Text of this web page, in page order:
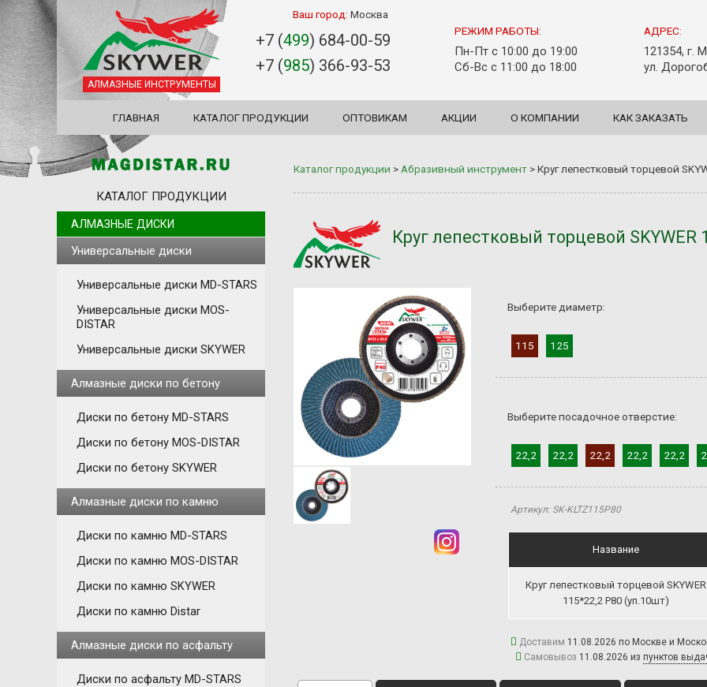
АЛМАЗНЫЕ ИНСТРУМЕНТЫ
Ваш город: Москва
+7 (499) 684-00-59
+7 (985) 366-93-53
РЕЖИМ РАБОТЫ:
Пн-Пт с 10:00 до 19:00
Сб-Вс с 11:00 до 18:00
АДРЕС:
121354, г.
ул.
ГЛАВНАЯ КАТАЛОГ ПРОДУКЦИИ ОПТОВИКАМ АКЦИИ О КОМПАНИИ КАК ЗАКАЗАТЬ
КАТАЛОГ ПРОДУКЦИИ
АЛМАЗНЫЕ ДИСКИ
Универсальные диски
Универсальные диски MD-STARS
Универсальные диски MOS-
DISTAR
Универсальные диски SKYWER
Алмазные диски по бетону
Диски по бетону MD-STARS
Диски по бетону MOS-DISTAR
Диски по бетону SKYWER
Алмазные диски по камню
Диски по камню MD-STARS
Диски по камню MOS-DISTAR
Диски по камню SKYWER
Диски по камню Distar
Алмазные диски по асфальту
Диски по асфальту MD-STARS
Каталог продукции > Абразивный инструмент >Круг лепестковый торцевой
Круг лепестковый торцевой
Выберите диаметр:
115 125
Выберите посадочное отверстие:
22,2 22,2 22,2 22,2 22,2
Артикул: SK-KLTZ115P80
Название
Круг лепестковый торцевой SKYWER
115*22,2 P80 (уп.10шт)
Доставим 11.08.2026 по Москве и
Самовывоз 11.08.2026 из пунктов